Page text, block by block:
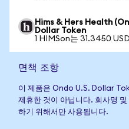
Hims & Hers Health
Dollar Token
1 HIMSon는 31.3450
면책 조항
이 제품은 Ondo U.S. Dollar
제휴한 것이 아닙니다. 회사명
하기 위해서만 사용됩니다.